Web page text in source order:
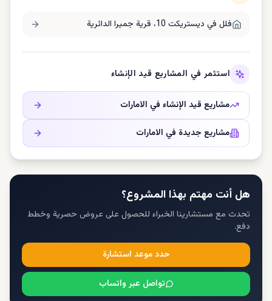
فلل في ديستريكت 10، قرية جميرا الدائرية
استثمر في المشاريع قيد الإنشاء
مشاريع قيد الإنشاء في الامارات
مشاريع جديدة في الامارات
هل أنت مهتم بهذا المشروع؟
تحدث مع مستشارينا الخبراء للحصول على عروض حصرية وخطط
دفع.
حدد موعد استشارة
تواصل عبر واتساب